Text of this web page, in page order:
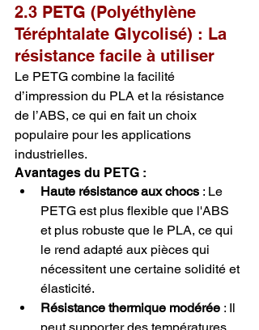
2.3 PETG (Polyéthylène
Téréphtalate Glycolisé) : La
résistance facile à utiliser
Le PETG combine la facilité
d’impression du PLA et la résistance
de l’ABS, ce qui en fait un choix
populaire pour les applications
industrielles.
Avantages du PETG :
Haute résistance aux chocs : Le
PETG est plus flexible que l'ABS
et plus robuste que le PLA, ce qui
le rend adapté aux pièces qui
nécessitent une certaine solidité et
élasticité.
Résistance thermique modérée : Il